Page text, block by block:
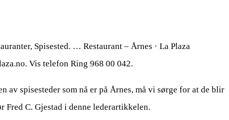
Spisested. … Restaurant – Årnes · La Plaza
Vis telefon Ring 968 00 042.
av spisesteder som nå er på Årnes, må vi sørge for at de blir
Fred C. Gjestad i denne lederartikkelen.